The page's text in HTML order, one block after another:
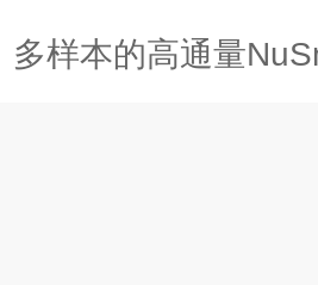
多样本的高通量NuSmart®